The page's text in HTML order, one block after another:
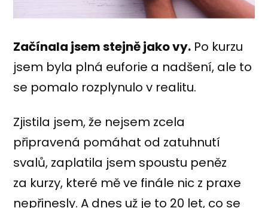
Začínala jsem stejně jako vy. Po kurzu
jsem byla plná euforie a nadšení, ale to
se pomalo rozplynulo v realitu.
Zjistila jsem, že nejsem zcela
připravená pomáhat od zatuhnutí
svalů, zaplatila jsem spoustu peněz
za kurzy, které mě ve finále nic z praxe
nepřinesly. A dnes už je to 20 let, co se